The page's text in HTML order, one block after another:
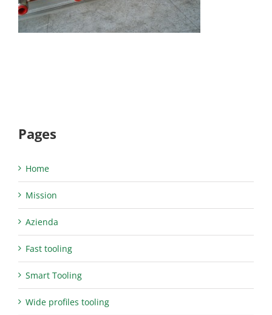
Pages
Home
Mission
Azienda
Fast tooling
Smart Tooling
Wide profiles tooling